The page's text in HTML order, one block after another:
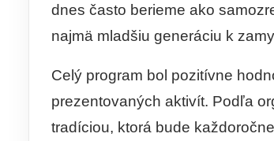
dnes často berieme ako
najmä mladšiu generáciu k
Celý program bol pozitívne
prezentovaných aktivít. Podľa
tradíciou, ktorá bude